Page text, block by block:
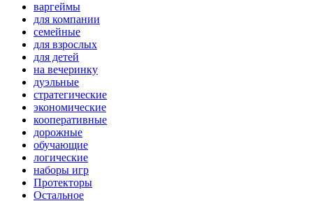
варгеймы
для компании
семейные
для взрослых
для детей
на вечеринку
дуэльные
стратегические
экономические
кооперативные
дорожные
обучающие
логические
наборы игр
Протекторы
Остальное